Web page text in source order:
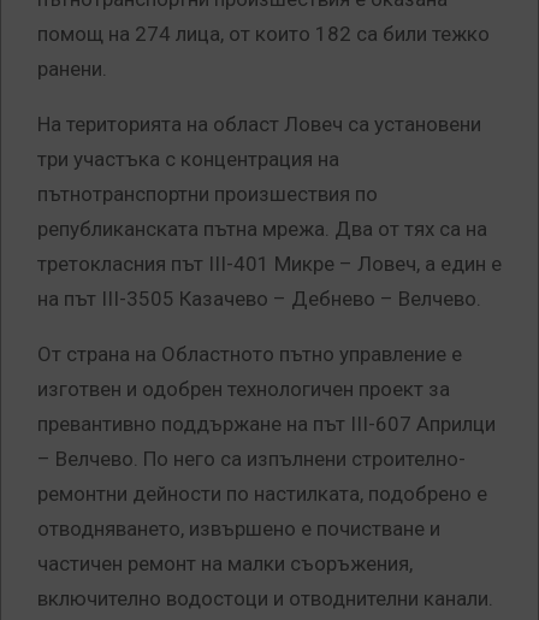
помощ на 274 лица, от които 182 са били тежко
ранени.
На територията на област Ловеч са установени
три участъка с концентрация на
пътнотранспортни произшествия по
републиканската пътна мрежа. Два от тях са на
третокласния път III-401 Микре – Ловеч, а един е
на път III-3505 Казачево – Дебнево – Велчево.
От страна на Областното пътно управление е
изготвен и одобрен технологичен проект за
превантивно поддържане на път III-607 Априлци
– Велчево. По него са изпълнени строително-
ремонтни дейности по настилката, подобрено е
отводняването, извършено е почистване и
частичен ремонт на малки съоръжения,
включително водостоци и отводнителни канали.